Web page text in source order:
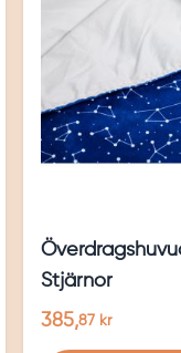
Stjärnor
385,87 kr